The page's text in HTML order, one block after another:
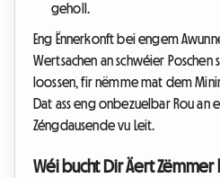
geholl.
Eng Ënnerkonft bei engem
Wertsachen an schwéier Poschen
loossen, fir nëmme mat dem
Dat ass eng onbezuelbar Rou an
Zéngdausende vu Leit.
Wéi bucht Dir Äert